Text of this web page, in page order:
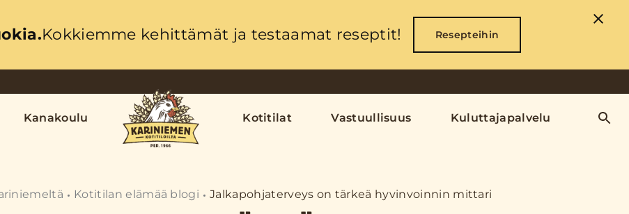
Kokkiemme kehittämät ja testaamat reseptit! Resepteihin
Kanakoulu Kotitilat Vastuullisuus Kuluttajapalvelu
Kotitilan elämää blogi Jalkapohjaterveys on tärkeä hyvinvoinnin mittari